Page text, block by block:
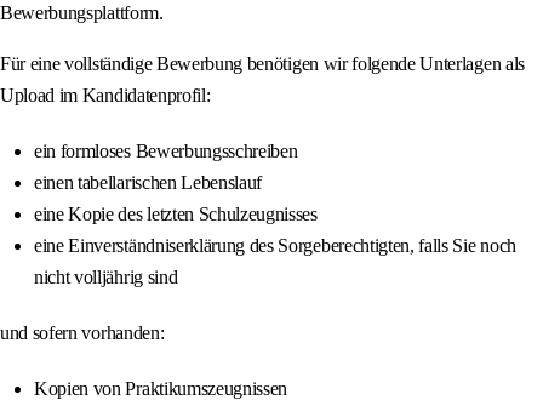
Bewerbungsplattform.
Für eine vollständige Bewerbung benötigen wir folgende Unterlagen als
Upload im Kandidatenprofil:
ein formloses Bewerbungsschreiben
einen tabellarischen Lebenslauf
eine Kopie des letzten Schulzeugnisses
eine Einverständniserklärung des Sorgeberechtigten, falls Sie noch
nicht volljährig sind
und sofern vorhanden:
Kopien von Praktikumszeugnissen